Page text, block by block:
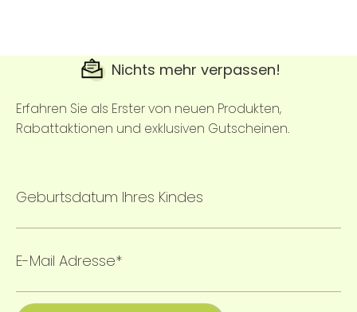
Nichts mehr verpassen!
Erfahren Sie als Erster von neuen Produkten,
Rabattaktionen und exklusiven Gutscheinen.
Geburtsdatum Ihres Kindes
E-Mail Adresse*